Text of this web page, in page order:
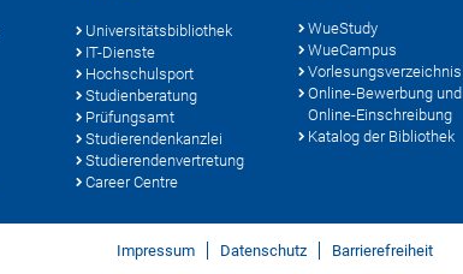
Universitätsbibliothek
IT-Dienste
Hochschulsport
Studienberatung
Prüfungsamt
Studierendenkanzlei
Studierendenvertretung
Career Centre
WueStudy
WueCampus
Vorlesungsverzeichnis
Online-Bewerbung und
Online-Einschreibung
Katalog der Bibliothek
Impressum Datenschutz Barrierefreiheit